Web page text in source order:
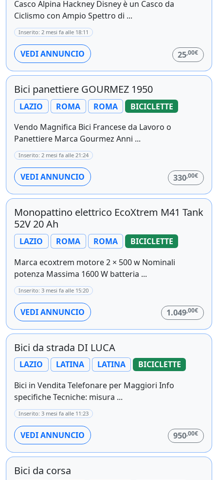
Casco Alpina Hackney Disney è un Casco da
Ciclismo con Ampio Spettro di ...
Inserito: 2 mesi fa alle 18:11
VEDI ANNUNCIO 25,00€
Bici panettiere GOURMEZ 1950
LAZIO ROMA ROMA
BICICLETTE
Vendo Magnifica Bici Francese da Lavoro o
Panettiere Marca Gourmez Anni ...
Inserito: 2 mesi fa alle 21:24
VEDI ANNUNCIO 330,00€
Monopattino elettrico EcoXtrem M41 Tank
52V 20 Ah
LAZIO ROMA ROMA
BICICLETTE
Marca ecoxtrem motore 2 × 500 w Nominali
potenza Massima 1600 W batteria ...
Inserito: 3 mesi fa alle 15:20
VEDI ANNUNCIO 1.049,00€
Bici da strada DI LUCA
LAZIO LATINA LATINA
BICICLETTE
Bici in Vendita Telefonare per Maggiori Info
specifiche Tecniche: misura ...
Inserito: 3 mesi fa alle 11:23
VEDI ANNUNCIO 950,00€
Bici da corsa